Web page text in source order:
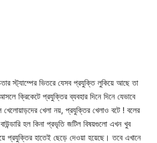
স্ট্যাম্পের ভিতরে যেসব প্রযুক্তি লুকিয়ে আছে তা
ক্রিকেটে প্রযুক্তির ব্যবহার দিনে দিনে যেভাবে
খেলোয়াড়দের খেলা নয়, প্রযুক্তির খেলাও বটে ! বলের
হল কিনা প্রভৃতি জটিল বিষয়গুলো এখন খুব
প্রযুক্তির হাতেই ছেড়ে দেওয়া হয়েছে। তবে এখানে